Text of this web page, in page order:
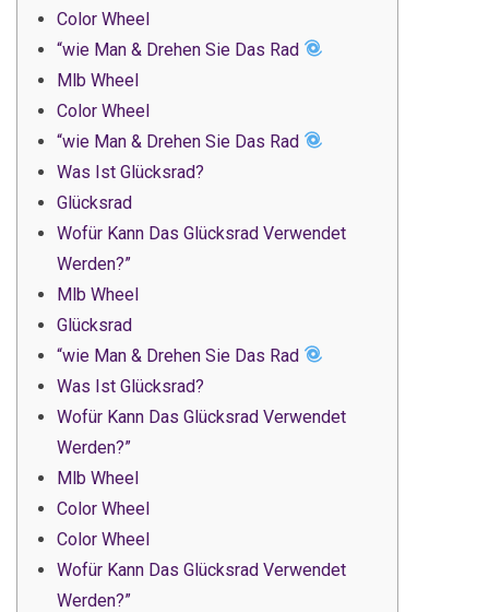
Color Wheel
“wie Man & Drehen Sie Das Rad
Mlb Wheel
Color Wheel
“wie Man & Drehen Sie Das Rad
Was Ist Glücksrad?
Glücksrad
Wofür Kann Das Glücksrad Verwendet
Werden?”
Mlb Wheel
Glücksrad
“wie Man & Drehen Sie Das Rad
Was Ist Glücksrad?
Wofür Kann Das Glücksrad Verwendet
Werden?”
Mlb Wheel
Color Wheel
Color Wheel
Wofür Kann Das Glücksrad Verwendet
Werden?”